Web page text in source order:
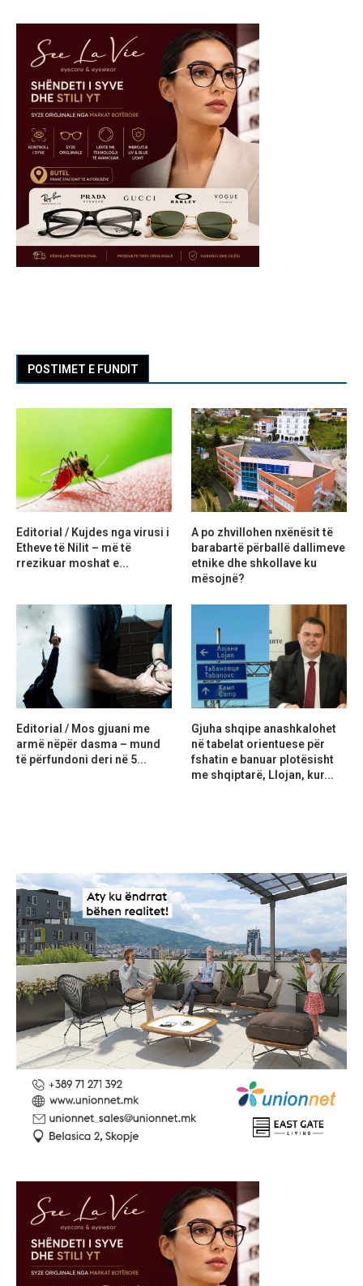
POSTIMET E FUNDIT
Editorial / Kujdes nga virusi i
Etheve të Nilit – më të
rrezikuar moshat e...
A po zhvillohen nxënësit të
barabartë përballë dallimeve
etnike dhe shkollave ku
mësojnë?
Editorial / Mos gjuani me
armë nëpër dasma – mund
të përfundoni deri në 5...
Gjuha shqipe anashkalohet
në tabelat orientuese për
fshatin e banuar plotësisht
me shqiptarë, Llojan, kur...